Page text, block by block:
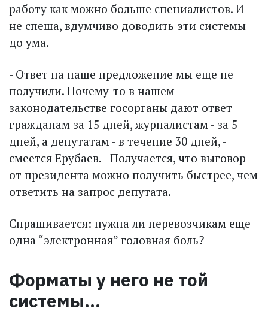
работу как можно больше специалистов. И
не спеша, вдумчиво доводить эти системы
до ума.
- Ответ на наше предложение мы еще не
получили. Почему-то в нашем
законодательстве госорганы дают ответ
граж­данам за 15 дней, журналистам - за 5
дней, а депутатам - в течение 30 дней, -
смеется Ерубаев. - Получается, что выговор
от президента можно получить быстрее, чем
ответить на запрос депутата.
Спрашивается: нужна ли перевозчикам еще
одна “электронная” головная боль?
Форматы у него не той
системы…